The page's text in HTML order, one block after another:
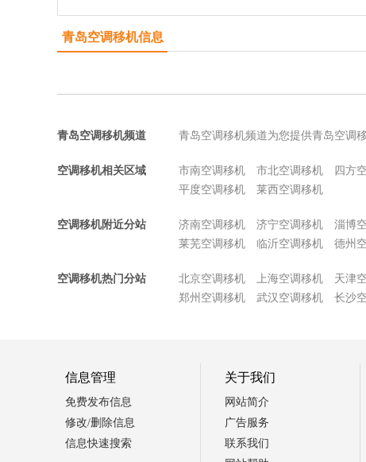
青岛空调移机信息
青岛空调移机频道 青岛空调移机频道为您提供青岛空调
空调移机相关区域 市南空调移机 市北空调移机 四方
平度空调移机
莱西空调移机
空调移机附近分站 济南空调移机 济宁空调移机 淄博
莱芜空调移机
临沂空调移机 德州
空调移机热门分站 北京空调移机 上海空调移机 天津
郑州空调移机
武汉空调移机 长沙
信息管理
免费发布信息
修改/删除信息
信息快速搜索
关于我们
网站简介
广告服务
联系我们